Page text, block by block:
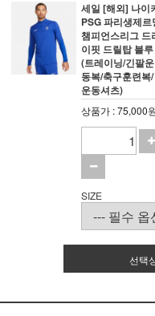
세일 [해외] 나이
PSG 파리생제르
챔피언스리그 드
이핏 드릴탑 블루
(트레이닝/긴팔운
동복/축구훈련복/
운동셔츠)
상품가 : 75,000
SIZE
선택